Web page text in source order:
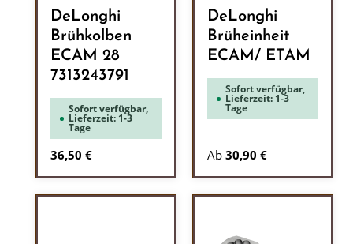
DeLonghi
Brühkolben
ECAM 28
7313243791
Sofort verfügbar,
Lieferzeit: 1-3
Tage
Regulärer Preis:
36,50 €
DeLonghi
Brüheinheit
ECAM/ ETAM
Sofort verfügbar,
Lieferzeit: 1-3
Tage
Ab 30,90 €